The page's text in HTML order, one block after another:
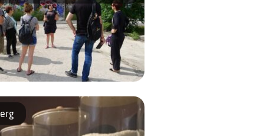
de visiter Berlin hors des sentiers
touristiques, de découvrir les
visages de la ville ou de vivre
un vrai berlinois le temps d’un